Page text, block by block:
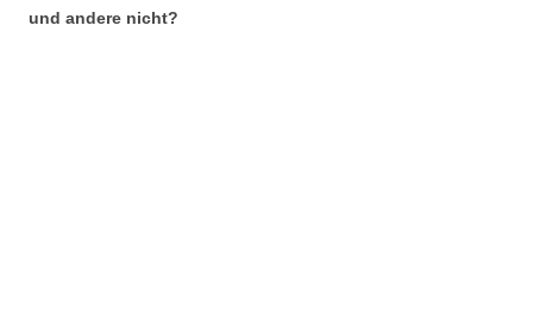
und andere nicht?